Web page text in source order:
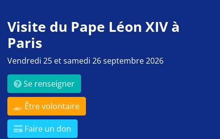
Visite du Pape Léon XIV à
Paris
Vendredi 25 et samedi 26 septembre 2026
Se renseigner
Être volontaire
Faire un don